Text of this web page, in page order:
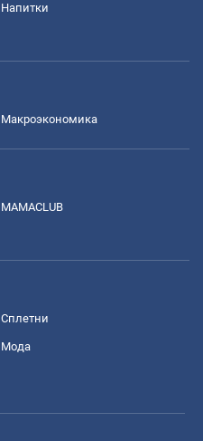
Напитки
Mакроэкономика
MAMACLUB
Сплетни
Мода